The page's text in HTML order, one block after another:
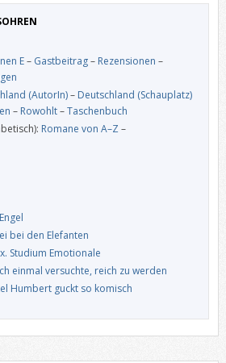
E– Gastbeitrag– Rezensionen –
(AutorIn)– Deutschland (Schauplatz)
– Rowohlt–Taschenbuch
Romane von A–Z –
bei den Elefanten
Studium Emotionale
einmal versuchte, reich zu werden
Humbert guckt so komisch